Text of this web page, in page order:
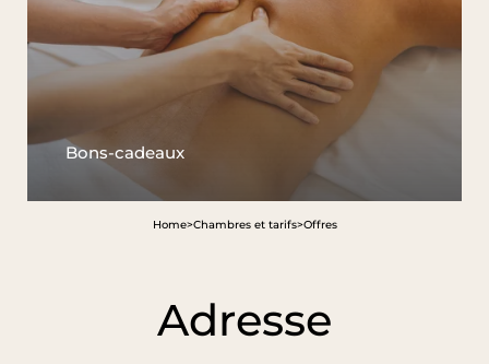
Bons-cadeaux
Home>Chambres et tarifs>Offres
Adresse